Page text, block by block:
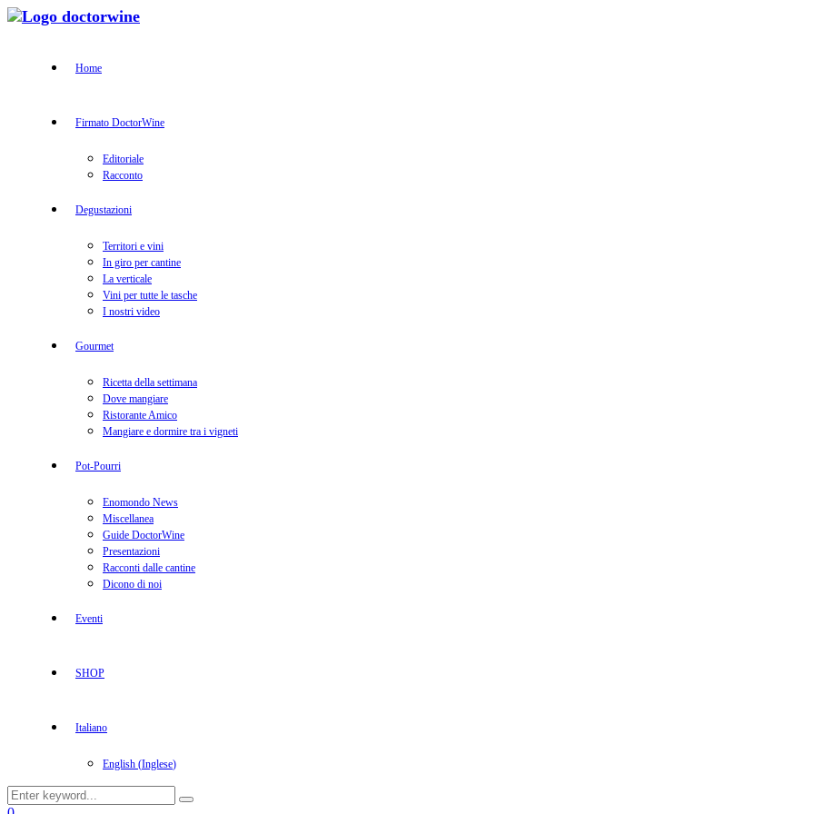
Home
Firmato DoctorWine
Editoriale
Racconto
Degustazioni
Territori e vini
In giro per cantine
La verticale
Vini per tutte le tasche
I nostri video
Gourmet
Ricetta della settimana
Dove mangiare
Ristorante Amico
Mangiare e dormire tra i vigneti
Pot-Pourri
Enomondo News
Miscellanea
Guide DoctorWine
Presentazioni
Racconti dalle cantine
Dicono di noi
Eventi
SHOP
Italiano
English (Inglese)
Search
for:
Search